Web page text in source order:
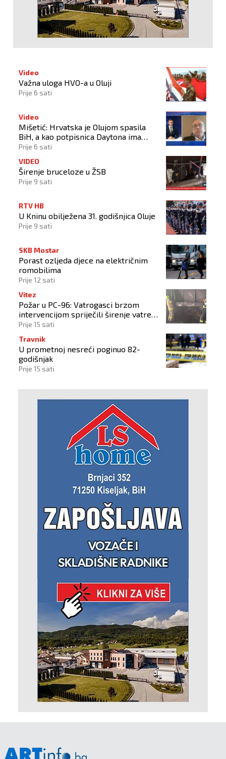
Video
Važna uloga HVO-a u Oluji
Prije 6 sati
Video
Mišetić: Hrvatska je Olujom spasila
BiH, a kao potpisnica Daytona ima
puno pravo štititi hrvatski narod
Prije 6 sati
VIDEO
Širenje bruceloze u ŽSB
Prije 9 sati
RTV HB
U Kninu obilježena 31. godišnjica Oluje
Prije 9 sati
SKB Mostar
Porast ozljeda djece na električnim
romobilima
Prije 12 sati
Vitez
Požar u PC-96: Vatrogasci brzom
intervencijom spriječili širenje vatre
na okolne objekte
Prije 15 sati
Travnik
U prometnoj nesreći poginuo 82-
godišnjak
Prije 15 sati